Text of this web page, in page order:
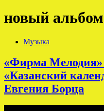
новый альбом
Музыка
«Фирма Мелодия»
«Казанский
Евгения Борца